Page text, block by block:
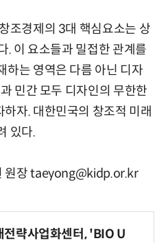
조경제의 3대 핵심요소는 상
. 이 요소들과 밀접한 관계를
하는 영역은 다름 아닌 디자
민간 모두 디자인의 무한한
자. 대한민국의 창조적 미래
있다.
원장 taeyong@kidp.or.kr
전략사업화센터, 'BIO U